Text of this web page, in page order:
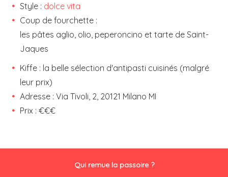
Style : dolce vita
Coup de fourchette :
les pâtes aglio, olio, peperoncino et tarte de Saint-
Jaques
Kiffe : la belle sélection d'antipasti cuisinés (malgré
leur prix)
Adresse : Via Tivoli, 2, 20121 Milano MI
Prix : €€€
Qui remue la passoire ?